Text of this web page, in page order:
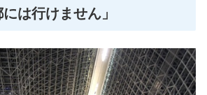
には行けません」